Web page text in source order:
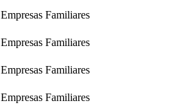
Empresas Familiares
Empresas Familiares
Empresas Familiares
Empresas Familiares